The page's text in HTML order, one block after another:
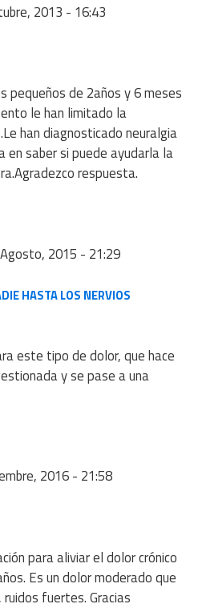
2013 - 16:43
pequeños de 2años y 6 meses
le han limitado la
han diagnosticado neuralgia
saber si puede ayudarla la
respuesta.
2015 - 21:29
HASTA LOS NERVIOS
este tipo de dolor, que hace
y se pase a una
2016 - 21:58
para aliviar el dolor crónico
Es un dolor moderado que
fuertes. Gracias